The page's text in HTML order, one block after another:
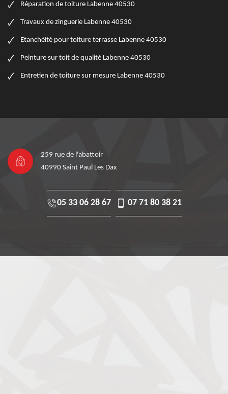
Réparation de toiture Labenne 40530
Travaux de zinguerie Labenne 40530
Etanchéité pour toiture terrasse Labenne 40530
Peinture sur toit de qualité Labenne 40530
Entretien de toiture sur mesure Labenne 40530
259 rue de l'abattoir
40990 Saint Paul Les Dax
05 33 06 28 67 07 71 80 38 21